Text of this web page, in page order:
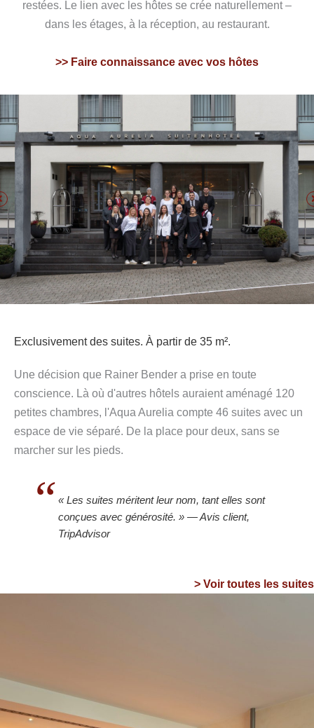
restées. Le lien avec les hôtes se crée naturellement –
dans les étages, à la réception, au restaurant.
>> Faire connaissance avec vos hôtes
Exclusivement des suites. À partir de 35 m².
Une décision que Rainer Bender a prise en toute
conscience. Là où d'autres hôtels auraient aménagé 120
petites chambres, l'Aqua Aurelia compte 46 suites avec un
espace de vie séparé. De la place pour deux, sans se
marcher sur les pieds.
« Les suites méritent leur nom, tant elles sont
conçues avec générosité. »— Avis client,
TripAdvisor
> Voir toutes les suites